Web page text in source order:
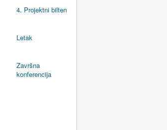
4. Projektni bilten
Letak
Završna
konferencija